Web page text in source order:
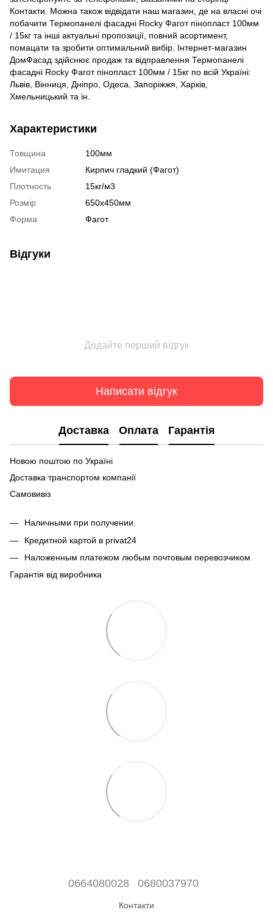
Контакти. Можна також відвідати наш магазин, де на власні очі
побачити Термопанелі фасадні Rocky Фагот пінопласт 100мм
/ 15кг та інші актуальні пропозиції, повний асортимент,
помацати та зробити оптимальний вибір. Інтернет-магазин
ДомФасад здійснює продаж та відправлення Термопанелі
фасадні Rocky Фагот пінопласт 100мм / 15кг по всій Україні:
Львів, Вінниця, Дніпро, Одеса, Запоріжжя, Харків,
Хмельницький та ін.
Характеристики
Товщина
100мм
Имитация
Кирпич гладкий (Фагот)
Плотность
15кг/м3
Розмір
650х450мм
Форма
Фагот
Відгуки
Додайте перший відгук
Написати відгук
Доставка Оплата Гарантія
Новою поштою по Україні
Доставка транспортом компанії
Самовивіз
Наличными при получении.
Кредитной картой в privat24
Наложенным платежом любым почтовым перевозчиком
Гарантія від виробника
0664080028 0680037970
Контакти